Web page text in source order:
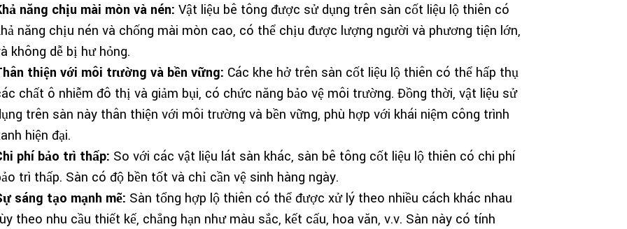
năng chịu mài mòn và nén: Vật liệu bê tông được sử dụng trên sàn cốt liệu lộ thiên có
năng chịu nén và chống mài mòn cao, có thể chịu được lượng người và phương tiện lớn,
không dễ bị hư hỏng.
thiện với môi trường và bền vững: Các khe hở trên sàn cốt liệu lộ thiên có thể hấp thụ
chất ô nhiễm đô thị và giảm bụi, có chức năng bảo vệ môi trường. Đồng thời, vật liệu sử
trên sàn này thân thiện với môi trường và bền vững, phù hợp với khái niệm công trình
hiện đại.
phí bảo trì thấp: So với các vật liệu lát sàn khác, sàn bê tông cốt liệu lộ thiên có chi phí
trì thấp. Sàn có độ bền tốt và chỉ cần vệ sinh hàng ngày.
sáng tạo mạnh mẽ: Sàn tổng hợp lộ thiên có thể được xử lý theo nhiều cách khác nhau
theo nhu cầu thiết kế, chẳng hạn như màu sắc, kết cấu, hoa văn, v.v. Sàn này có tính